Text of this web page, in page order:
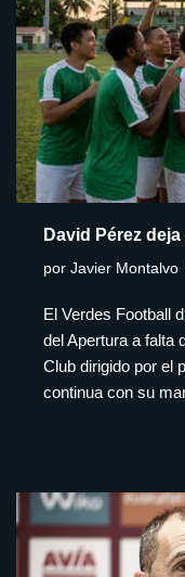
David Pérez
por Javier Montalvo
El Verdes Football
del Apertura a falta
Club dirigido por el
continua con su